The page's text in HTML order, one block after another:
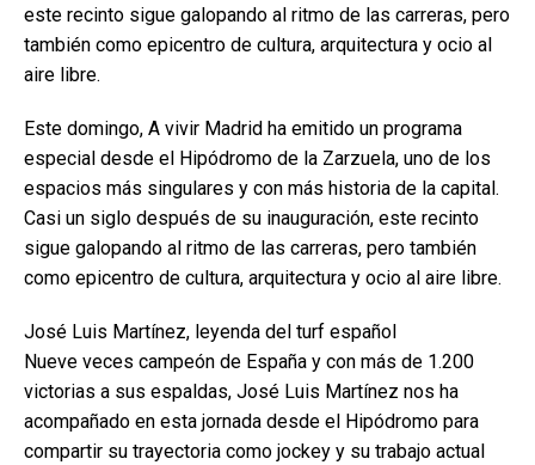
este recinto sigue galopando al ritmo de las carreras, pero
también como epicentro de cultura, arquitectura y ocio al
aire libre.
Este domingo, A vivir Madrid ha emitido un programa
especial desde el Hipódromo de la Zarzuela, uno de los
espacios más singulares y con más historia de la capital.
Casi un siglo después de su inauguración, este recinto
sigue galopando al ritmo de las carreras, pero también
como epicentro de cultura, arquitectura y ocio al aire libre.
José Luis Martínez, leyenda del turf español
Nueve veces campeón de España y con más de 1.200
victorias a sus espaldas, José Luis Martínez nos ha
acompañado en esta jornada desde el Hipódromo para
compartir su trayectoria como jockey y su trabajo actual